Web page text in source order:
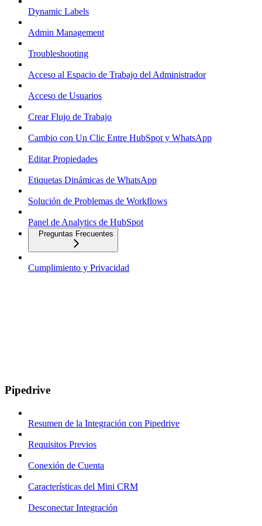
Dynamic Labels
Admin Management
Troubleshooting
Acceso al Espacio de Trabajo del Administrador
Acceso de Usuarios
Crear Flujo de Trabajo
Cambio con Un Clic Entre HubSpot y WhatsApp
Editar Propiedades
Etiquetas Dinámicas de WhatsApp
Solución de Problemas de Workflows
Panel de Analytics de HubSpot
Preguntas Frecuentes
Cumplimiento y Privacidad
Pipedrive
Resumen de la Integración con Pipedrive
Requisitos Previos
Conexión de Cuenta
Características del Mini CRM
Desconectar Integración